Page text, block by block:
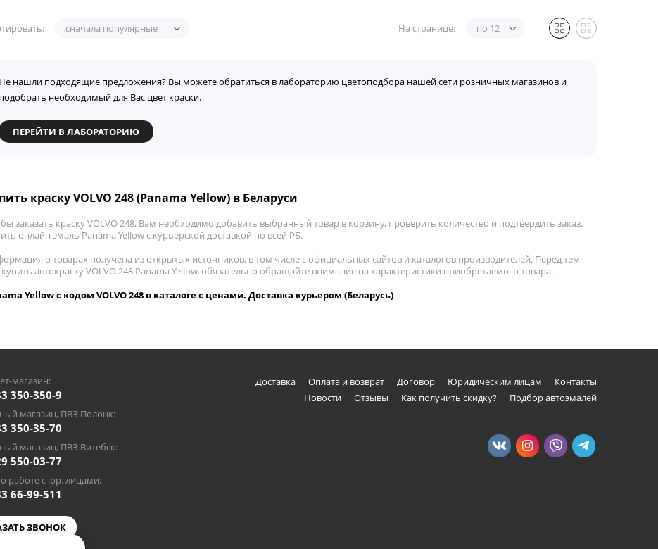
сначала популярные На странице: по 12
Не нашли подходящие предложения? Вы можете обратиться в лабораторию цветоподбора нашей сети розничных магазинов и
подобрать необходимый для Вас цвет краски.
ПЕРЕЙТИ В ЛАБОРАТОРИЮ
краску VOLVO 248 (Panama Yellow) в Беларуси
заказать краску VOLVO 248, Вам необходимо добавить выбранный товар в корзину, проверить количество и подтвердить заказ.
онлайн эмаль Panama Yellow с курьерской доставкой по всей РБ.
о товарах получена из открытых источников, в том числе с официальных сайтов и каталогов производителей. Перед тем,
купить автокраску VOLVO 248 Panama Yellow, обязательно обращайте внимание на характеристики приобретаемого товара.
Yellow с кодом VOLVO 248 в каталоге с ценами. Доставка курьером (Беларусь)
магазин:
350-350-9
магазин, ПВЗ Полоцк:
350-35-70
магазин, ПВЗ Витебск:
550-03-77
работе с юр. лицами:
66-99-511
ЗВОНОК
Доставка Оплата и возврат Договор Юридическим лицам
Контакты
Новости
Отзывы Как получить скидку? Подбор автоэмалей